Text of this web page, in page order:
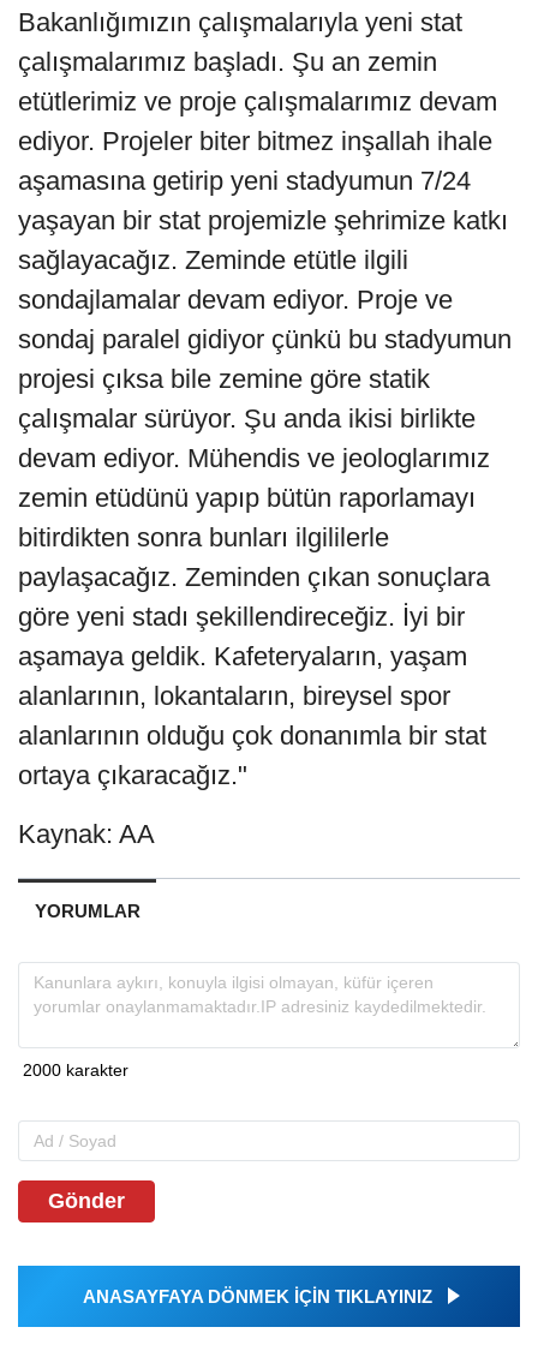
Bakanlığımızın çalışmalarıyla yeni stat
çalışmalarımız başladı. Şu an zemin
etütlerimiz ve proje çalışmalarımız devam
ediyor. Projeler biter bitmez inşallah ihale
aşamasına getirip yeni stadyumun 7/24
yaşayan bir stat projemizle şehrimize katkı
sağlayacağız. Zeminde etütle ilgili
sondajlamalar devam ediyor. Proje ve
sondaj paralel gidiyor çünkü bu stadyumun
projesi çıksa bile zemine göre statik
çalışmalar sürüyor. Şu anda ikisi birlikte
devam ediyor. Mühendis ve jeologlarımız
zemin etüdünü yapıp bütün raporlamayı
bitirdikten sonra bunları ilgililerle
paylaşacağız. Zeminden çıkan sonuçlara
göre yeni stadı şekillendireceğiz. İyi bir
aşamaya geldik. Kafeteryaların, yaşam
alanlarının, lokantaların, bireysel spor
alanlarının olduğu çok donanımla bir stat
ortaya çıkaracağız."
Kaynak: AA
YORUMLAR
Gönder
ANASAYFAYA DÖNMEK İÇİN TIKLAYINIZ